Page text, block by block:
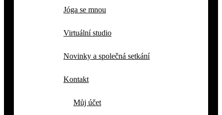
Jóga se mnou
Virtuální studio
Novinky a společná setkání
Kontakt
Můj účet